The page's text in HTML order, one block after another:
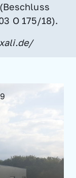
O 175/18).